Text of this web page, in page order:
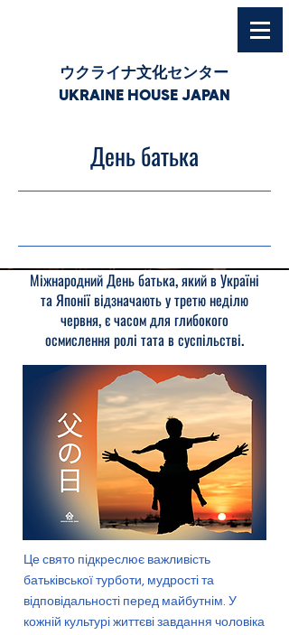
ウクライナ文化センター
UKRAINE HOUSE JAPAN
День батька
Міжнародний День батька, який в Україні
та Японії відзначають у третю неділю
червня, є часом для глибокого
осмислення ролі тата в суспільстві.
Це свято підкреслює важливість
батьківської турботи, мудрості та
відповідальності перед майбутнім. У
кожній культурі життєві завдання чоловіка